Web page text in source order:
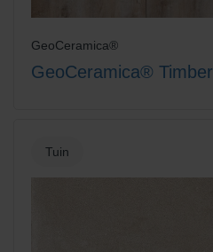
GeoCeramica®
GeoCeramica® Timber
Tuin